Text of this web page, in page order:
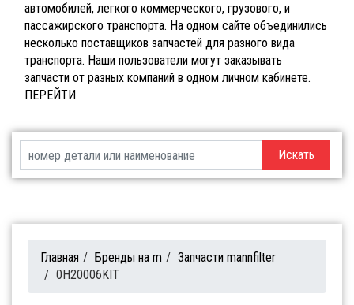
автомобилей, легкого коммерческого, грузового, и
пассажирского транспорта. На одном сайте объединились
несколько поставщиков запчастей для разного вида
транспорта. Наши пользователи могут заказывать
запчасти от разных компаний в одном личном кабинете.
ПЕРЕЙТИ
Искать
Главная / Бренды на m / Запчасти mannfilter
/ 0H20006KIT